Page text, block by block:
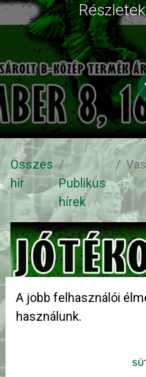
Összes
hír
Publikus
hírek
A jobb felhasználói
használunk.